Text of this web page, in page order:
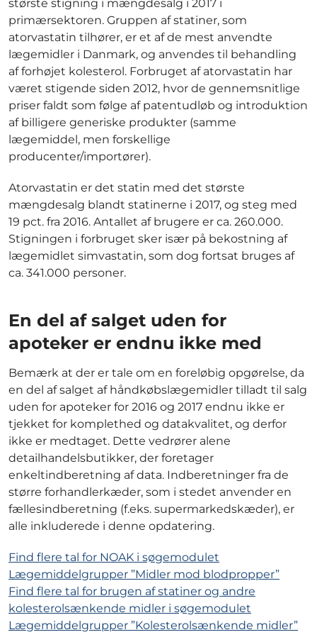
største stigning i mængdesalg i 2017 i
primærsektoren. Gruppen af statiner, som
atorvastatin tilhører, er et af de mest anvendte
lægemidler i Danmark, og anvendes til behandling
af forhøjet kolesterol. Forbruget af atorvastatin har
været stigende siden 2012, hvor de gennemsnitlige
priser faldt som følge af patentudløb og introduktion
af billigere generiske produkter (samme
lægemiddel, men forskellige
producenter/importører).
Atorvastatin er det statin med det største
mængdesalg blandt statinerne i 2017, og steg med
19 pct. fra 2016. Antallet af brugere er ca. 260.000.
Stigningen i forbruget sker især på bekostning af
lægemidlet simvastatin, som dog fortsat bruges af
ca. 341.000 personer.
En del af salget uden for
apoteker er endnu ikke med
Bemærk at der er tale om en foreløbig opgørelse, da
en del af salget af håndkøbslægemidler tilladt til salg
uden for apoteker for 2016 og 2017 endnu ikke er
tjekket for komplethed og datakvalitet, og derfor
ikke er medtaget. Dette vedrører alene
detailhandelsbutikker, der foretager
enkeltindberetning af data. Indberetninger fra de
større forhandlerkæder, som i stedet anvender en
fællesindberetning (f.eks. supermarkedskæder), er
alle inkluderede i denne opdatering.
Find flere tal for NOAK i søgemodulet
Lægemiddelgrupper ”Midler mod blodpropper”
Find flere tal for brugen af statiner og andre
kolesterolsænkende midler i søgemodulet
Lægemiddelgrupper ”Kolesterolsænkende midler”